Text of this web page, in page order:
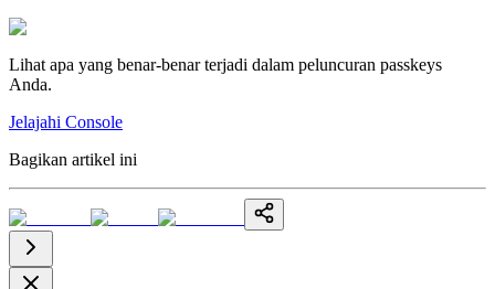
Lihat apa yang benar-benar terjadi dalam peluncuran passkeys
Anda.
Jelajahi Console
Bagikan artikel ini